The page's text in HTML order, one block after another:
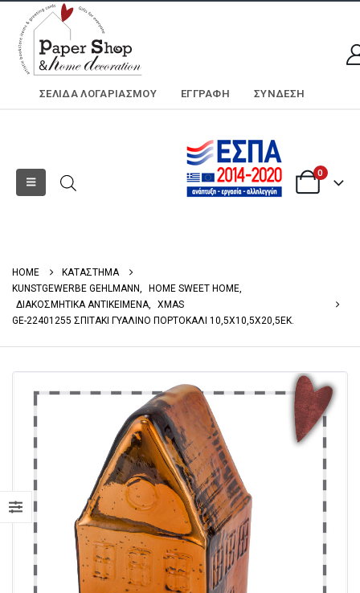
ΣΕΛΊΔΑ ΛΟΓΑΡΙΑΣΜΟΎ ΕΓΓΡΑΦΗ ΣΎΝΔΕΣΗ
0
HOME
ΚΑΤΑΣΤΗΜΑ
KUNSTGEWERBE GEHLMANN
HOME SWEET HOME
ΔΙΑΚΟΣΜΗΤΙΚΑ ΑΝΤΙΚΕΙΜΕΝΑ
XMAS
GE-22401255 ΣΠΙΤΑΚΙ ΓΥΑΛΙΝΟ ΠΟΡΤΟΚΑΛΙ 10,5Χ10,5Χ20,5ΕΚ.